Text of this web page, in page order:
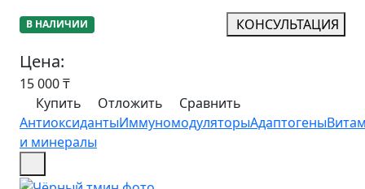
В НАЛИЧИИ КОНСУЛЬТАЦИЯ
Цена:
15 000₸
Купить
Отложить
Сравнить
АнтиоксидантыИммуномодуляторыАдаптогены
и минералы